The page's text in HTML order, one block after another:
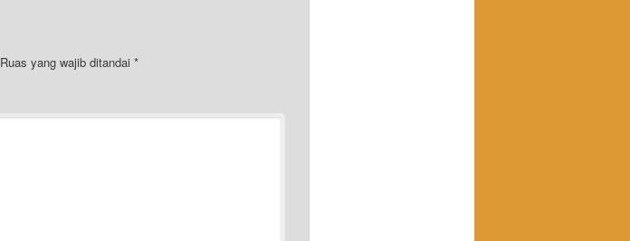
Ruas yang wajib ditandai *